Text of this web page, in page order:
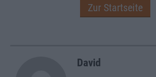
Zur Startseite
David